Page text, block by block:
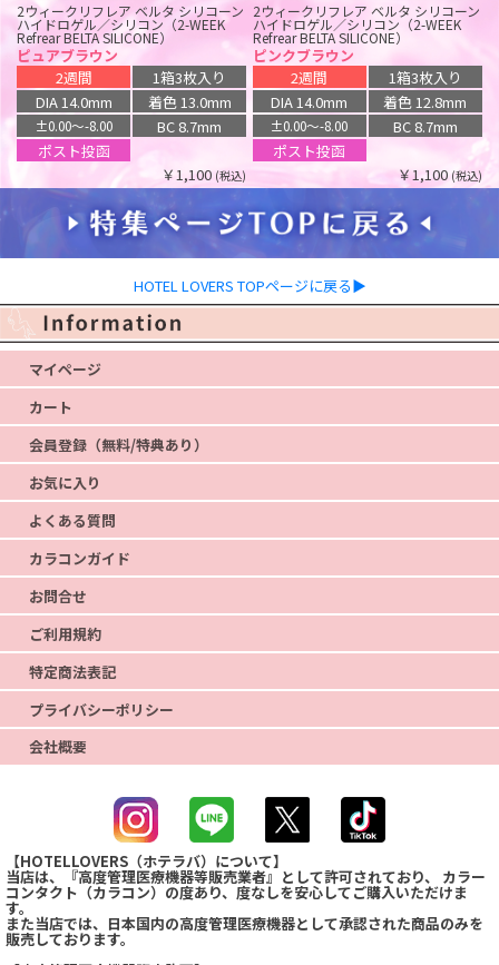
2ウィークリフレア ベルタ シリコーン
ハイドロゲル／シリコン（2-WEEK
Refrear BELTA SILICONE）
ピュアブラウン
2週間
1箱3枚入り
DIA 14.0mm
着色 13.0mm
±0.00〜-8.00
BC 8.7mm
ポスト投函
￥1,100 (税込)
2ウィークリフレア ベルタ シリコーン
ハイドロゲル／シリコン（2-WEEK
Refrear BELTA SILICONE）
ピンクブラウン
2週間
1箱3枚入り
DIA 14.0mm
着色 12.8mm
±0.00〜-8.00
BC 8.7mm
ポスト投函
￥1,100 (税込)
HOTEL LOVERS TOPページに戻る▶
マイページ
カート
会員登録（無料/特典あり）
お気に入り
よくある質問
カラコンガイド
お問合せ
ご利用規約
特定商法表記
プライバシーポリシー
会社概要
【HOTELLOVERS（ホテラバ）について】
当店は、『高度管理医療機器等販売業者』として許可されており、 カラー
コンタクト（カラコン）の度あり、度なしを安心してご購入いただけま
す。
また当店では、日本国内の高度管理医療機器として承認された商品のみを
販売しております。